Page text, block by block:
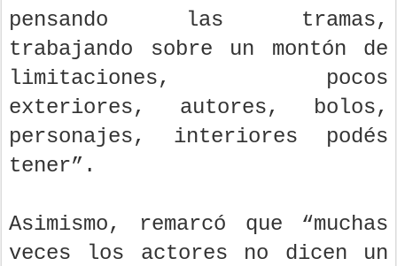
pensando las tramas,
trabajando sobre un montón de
limitaciones, pocos
exteriores, autores, bolos,
personajes, interiores podés
tener”.
Asimismo, remarcó que “muchas
veces los actores no dicen un